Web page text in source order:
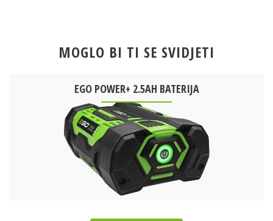
MOGLO BI TI SE SVIDJETI
EGO POWER+ 2.5AH BATERIJA